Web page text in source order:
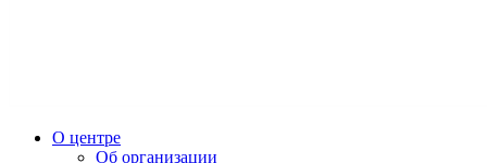
О центре
Об организации